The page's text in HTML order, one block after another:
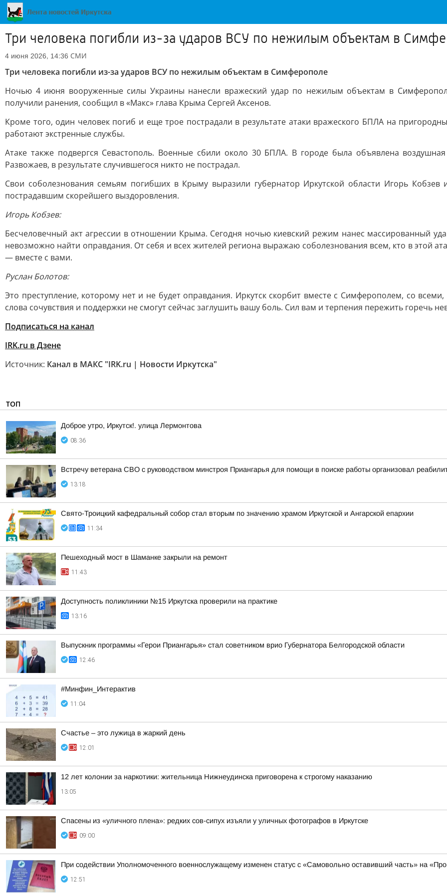
Три человека погибли из-за ударов ВСУ по нежилым объектам в
4 июня 2026, 14:36 СМИ
Три человека погибли из-за ударов ВСУ по нежилым объектам в Симферополе
Ночью 4 июня вооруженные силы Украины нанесли вражеский удар по нежилым объектам в
получили ранения, сообщил в «Макс» глава Крыма Сергей Аксенов.
Кроме того, один человек погиб и еще трое пострадали в результате атаки вражеского БПЛА на
работают экстренные службы.
Атаке также подвергся Севастополь. Военные сбили около 30 БПЛА. В городе была объявлена
Развожаев, в результате случившегося никто не пострадал.
Свои соболезнования семьям погибших в Крыму выразили губернатор Иркутской области Игорь
пострадавшим скорейшего выздоровления.
Игорь Кобзев:
Бесчеловечный акт агрессии в отношении Крыма. Сегодня ночью киевский режим нанес массированный
невозможно найти оправдания. От себя и всех жителей региона выражаю соболезнования всем, кто в этой
— вместе с вами.
Руслан Болотов:
Это преступление, которому нет и не будет оправдания. Иркутск скорбит вместе с Симферополем, со
слова сочувствия и поддержки не смогут сейчас заглушить вашу боль. Сил вам и терпения пережить горечь
Подписаться на канал
IRK.ru в Дзене
Источник: Канал в МАКС "IRK.ru | Новости Иркутска"
ТОП
Доброе утро, Иркутск!. улица Лермонтова
08:36
Встречу ветерана СВО с руководством минстроя Приангарья для помощи в поиске работы организовал
13:18
Свято-Троицкий кафедральный собор стал вторым по значению храмом Иркутской и Ангарской епархии
11:34
Пешеходный мост в Шаманке закрыли на ремонт
11:43
Доступность поликлиники №15 Иркутска проверили на практике
13:16
Выпускник программы «Герои Приангарья» стал советником врио Губернатора Белгородской области
12:46
#Минфин_Интерактив
11:04
Счастье – это лужица в жаркий день
12:01
12 лет колонии за наркотики: жительница Нижнеудинска приговорена к строгому наказанию
13:05
Спасены из «уличного плена»: редких сов-сипух изъяли у уличных фотографов в Иркутске
09:00
При содействии Уполномоченного военнослужащему изменен статус с «Самовольно оставивший часть» на
12:51